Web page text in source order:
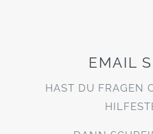
EMAIL
HAST DU FRAGEN